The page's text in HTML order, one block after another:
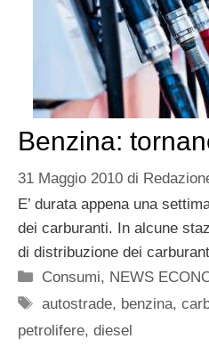
Benzina:
31 Maggio 2010 di
E’ durata appena una
dei carburanti. In alcune
di distribuzione dei
Categorie
Consumi, NEWS
Tag
autostrade, benzina,
petrolifere, diesel